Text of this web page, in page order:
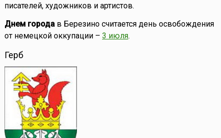
писателей, художников и артистов.
Днем городав Березино считается день освобождения
от немецкой оккупации – 3 июля.
Герб